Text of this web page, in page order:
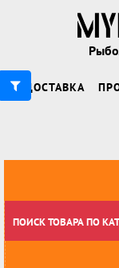
ДОСТАВКА